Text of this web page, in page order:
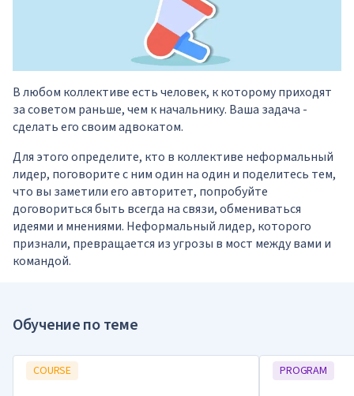
В любом коллективе есть человек, к которому приходят
за советом раньше, чем к начальнику. Ваша задача -
сделать его своим адвокатом.
Для этого определите, кто в коллективе неформальный
лидер, поговорите с ним один на один и поделитесь тем,
что вы заметили его авторитет, попробуйте
договориться быть всегда на связи, обмениваться
идеями и мнениями. Неформальный лидер, которого
признали, превращается из угрозы в мост между вами и
командой.
Обучение по теме
COURSE PROGRAM